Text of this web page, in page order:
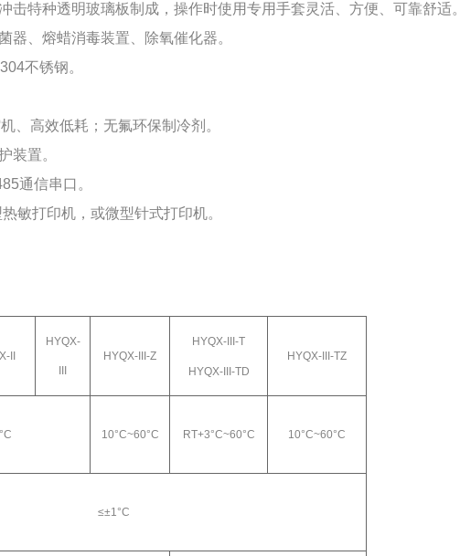
特种透明玻璃板制成，操作时使用专用手套灵活、方便、可靠舒适。
、熔蜡消毒装置、除氧催化器。
不锈钢。
高效低耗；无氟环保制冷剂。
装置。
通信串口。
敏打印机，或微型针式打印机。
II
HYQX-
HYQX-III-Z
HYQX-III-T
HYQX-III-TD
HYQX-III-TZ
°C 10°C~60°C RT+3°C~60°C 10°C~60°C
≤±1°C